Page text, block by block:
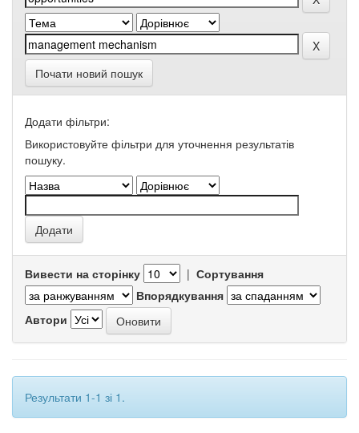
Почати новий пошук
Додати фільтри:
Використовуйте фільтри для уточнення результатів
пошуку.
Вивести на сторінку | Сортування
Впорядкування
Автори
Результати 1-1 зі 1.